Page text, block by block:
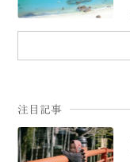
注目記事